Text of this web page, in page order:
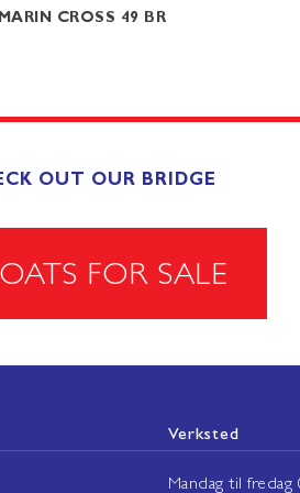
CROSS 49 BR
OUT OUR BRIDGE
FOR SALE
Verksted
Mandag til fredag